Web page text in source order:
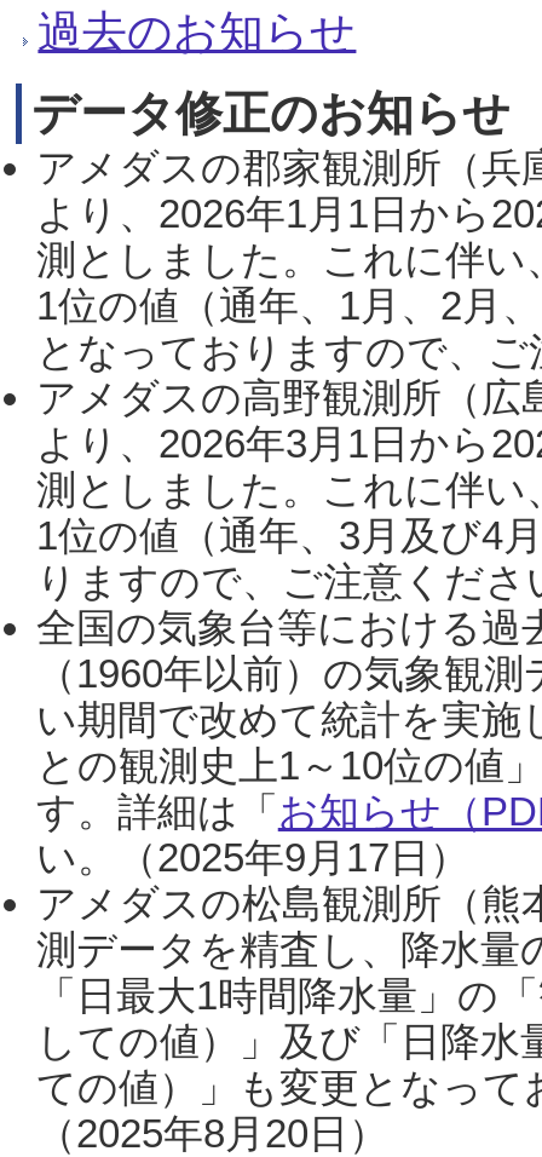
過去のお知らせ
データ修正のお知らせ
アメダスの郡家観測所（
より、2026年1月1日から
測としました。これに伴い
1位の値（通年、1月、2月
となっておりますので、
アメダスの高野観測所（
より、2026年3月1日から
測としました。これに伴い
1位の値（通年、3月及び4
りますので、ご注意くだ
全国の気象台等における過
（1960年以前）の気象観
い期間で改めて統計を実
との観測史上1～10位の値
す。詳細は「 お知らせ（
い。（2025年9月17日）
アメダスの松島観測所（熊
測データを精査し、降水
「日最大1時間降水量」の
しての値）」及び「日降
ての値）」も変更となっ
（2025年8月20日）